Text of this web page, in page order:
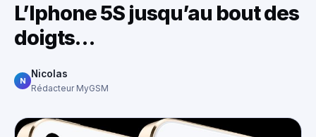
L’Iphone 5S jusqu’au bout des
doigts…
N
Nicolas
Rédacteur MyGSM